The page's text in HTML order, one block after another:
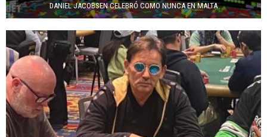
DANIEL JACOBSEN CELEBRÓ COMO NUNCA EN MALTA